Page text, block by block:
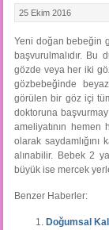
25 Ekim 2016
Yeni doğan bebeğin
başvurulmalıdır. Bu
gözde veya her iki
gözbebeğinde
görülen bir göz içi
doktoruna
ameliyatının hemen
olarak
alınabilir. Bebek 2
büyük ise mercek
Benzer Haberler:
Doğumsal